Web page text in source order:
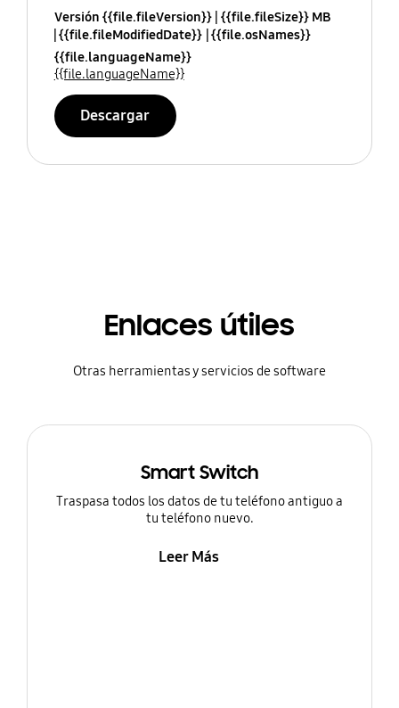
Versión {{file.fileVersion}} {{file.fileSize}} MB
{{file.fileModifiedDate}} {{file.osNames}}
{{file.languageName}}
{{file.languageName}}
Descargar
Enlaces útiles
Otras herramientas y servicios de software
Smart Switch
Traspasa todos los datos de tu teléfono antiguo a
tu teléfono nuevo.
Leer Más